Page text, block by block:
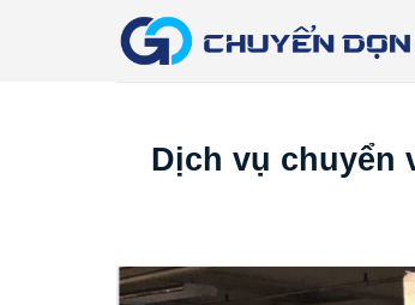
Dịch vụ chuyển